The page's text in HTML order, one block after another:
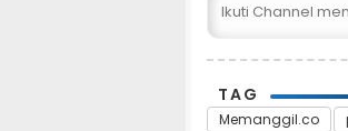
Ikuti Channel
TAG
Memanggil.co